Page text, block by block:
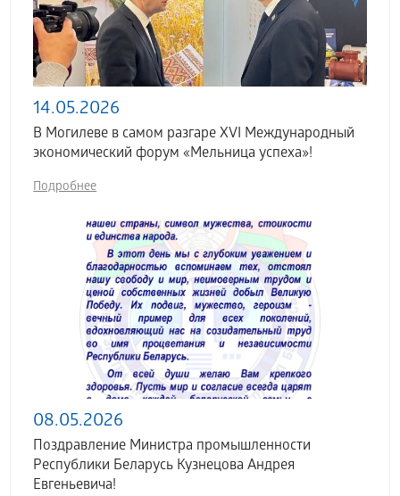
14.05.2026
В Могилеве в самом разгаре XVI Международный
экономический форум «Мельница успеха»!
Подробнее
08.05.2026
Поздравление Министра промышленности
Республики Беларусь Кузнецова Андрея
Евгеньевича!